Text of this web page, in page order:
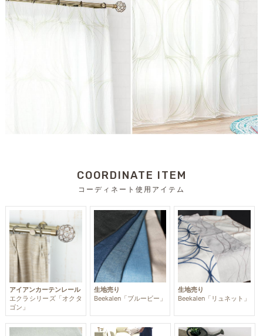
COORDINATE ITEM
コーディネート使用アイテム
アイアンカーテンレール
エクラシリーズ「オクタ
ゴン」
生地売り
Beekalen「ブルービー」
生地売り
Beekalen「リュネット」